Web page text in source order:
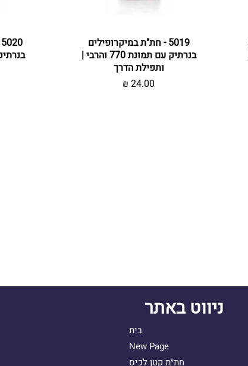
תצוגה מהירה
5019 - חת"ת במיקרופילים
בנרתיק עם תמונת 770 והרבי |
ותפילת הדרך
מחיר
ניווט באתר
בית
New Page
חת״ת קטן לכיס